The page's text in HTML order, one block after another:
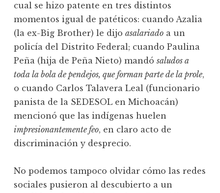
cual se hizo patente en tres distintos
momentos igual de patéticos: cuando Azalia
(la ex-Big Brother) le dijo asalariado a un
policía del Distrito Federal; cuando Paulina
Peña (hija de Peña Nieto) mandósaludos a
toda la bola de pendejos, que forman parte de la prole,
o cuando Carlos Talavera Leal (funcionario
panista de la SEDESOL en Michoacán)
mencionó que las indígenas huelen
impresionantemente feo, en claro acto de
discriminación y desprecio.
No podemos tampoco olvidar cómo las redes
sociales pusieron al descubierto a un